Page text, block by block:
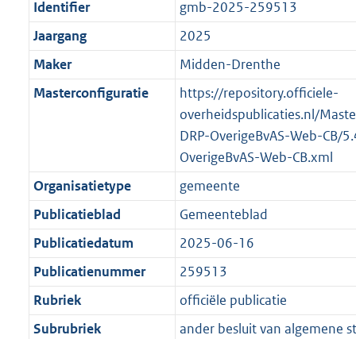
Identifier
gmb-2025-259513
Jaargang
2025
Maker
Midden-Drenthe
Masterconfiguratie
https://repository.officiele-
overheidspublicaties.nl/
DRP-OverigeBvAS-Web-CB/
OverigeBvAS-Web-CB.xml
Organisatietype
gemeente
Publicatieblad
Gemeenteblad
Publicatiedatum
2025-06-16
Publicatienummer
259513
Rubriek
officiële publicatie
Subrubriek
ander besluit van algemene